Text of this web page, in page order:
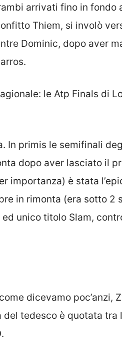
arrivati fino in fondo
Thiem, si involò
Dominic, dopo aver
le Atp Finals di
In primis le semifinali
dopo aver lasciato il
importanza) è stata
in rimonta (era sotto 2
unico titolo Slam,
dicevamo poc’anzi,
tedesco è quotata tra